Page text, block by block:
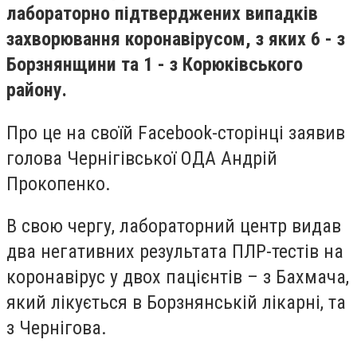
лабораторно підтверджених випадків
захворювання коронавірусом, з яких 6 - з
Борзнянщини та 1 - з Корюківського
району.
Про це на своїй Facebook-сторінці заявив
голова Чернігівської ОДА Андрій
Прокопенко.
В свою чергу, лабораторний центр видав
два негативних результата ПЛР-тестів на
коронавірус у двох пацієнтів – з Бахмача,
який лікується в Борзнянській лікарні, та
з Чернігова.